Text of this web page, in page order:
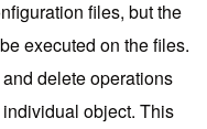
files, but the
executed on the files.
delete operations
object. This